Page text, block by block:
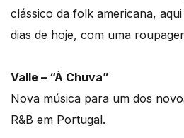
clássico da folk americana,
dias de hoje, com uma
Valle – “À Chuva”
Nova música para um dos
R&B em Portugal.